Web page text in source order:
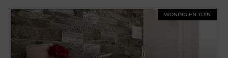
WONING EN TUIN